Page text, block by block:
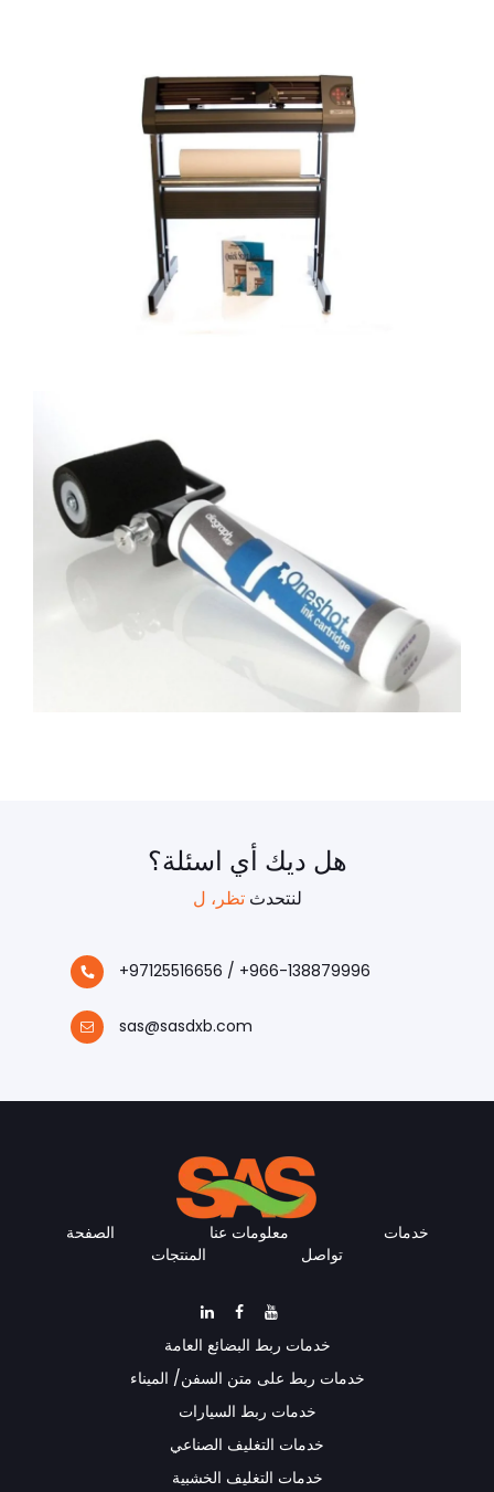
هل ديك أي اسئلة؟
لنتحدثتظر، ل
+97125516656 / +966-138879996
sas@sasdxb.com
الصفحة معلومات عنا
خدمات
المنتجات
تواصل
خدمات ربط البضائع العامة
خدمات ربط على متن السفن/ الميناء
خدمات ربط السيارات
خدمات التغليف الصناعي
خدمات التغليف الخشبية